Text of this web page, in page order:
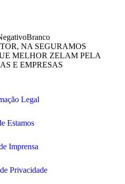
NA SEGURAMOS
MELHOR ZELAM PELA
E EMPRESAS
Legal
Estamos
Imprensa
Privacidade